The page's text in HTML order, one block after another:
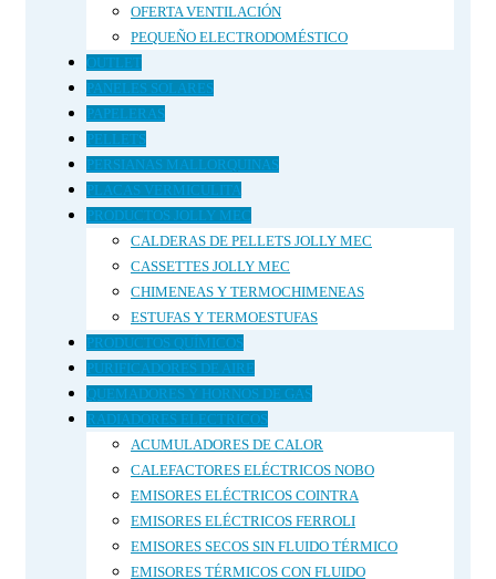
OFERTA VENTILACIÓN
PEQUEÑO ELECTRODOMÉSTICO
OUTLET
PANELES SOLARES
PAPELERAS
PELLETS
PERSIANAS MALLORQUINAS
PLACAS VERMICULITA
PRODUCTOS JOLLY MEC
CALDERAS DE PELLETS JOLLY MEC
CASSETTES JOLLY MEC
CHIMENEAS Y TERMOCHIMENEAS
ESTUFAS Y TERMOESTUFAS
PRODUCTOS QUÍMICOS
PURIFICADORES DE AIRE
QUEMADORES Y HORNOS DE GAS
RADIADORES ELECTRICOS
ACUMULADORES DE CALOR
CALEFACTORES ELÉCTRICOS NOBO
EMISORES ELÉCTRICOS COINTRA
EMISORES ELÉCTRICOS FERROLI
EMISORES SECOS SIN FLUIDO TÉRMICO
EMISORES TÉRMICOS CON FLUIDO